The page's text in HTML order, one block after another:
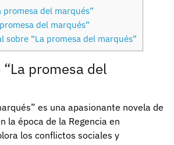
promesa del marqués”
del marqués”
sobre “La promesa del marqués”
promesa del
es una apasionante novela de
la época de la Regencia en
los conflictos sociales y